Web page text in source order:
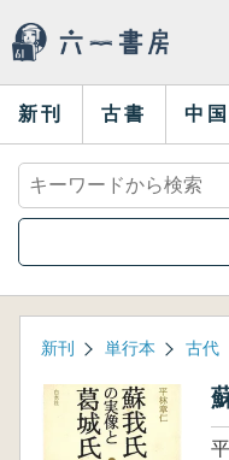
新刊 古書 中
新刊 単行本 古代